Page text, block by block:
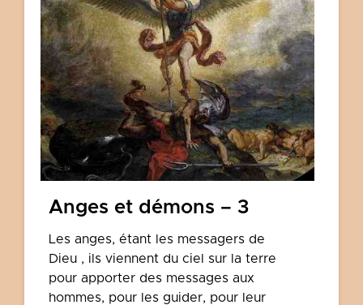
Anges et démons – 3
Les anges, étant les messagers de
Dieu , ils viennent du ciel sur la terre
pour apporter des messages aux
hommes, pour les guider, pour leur